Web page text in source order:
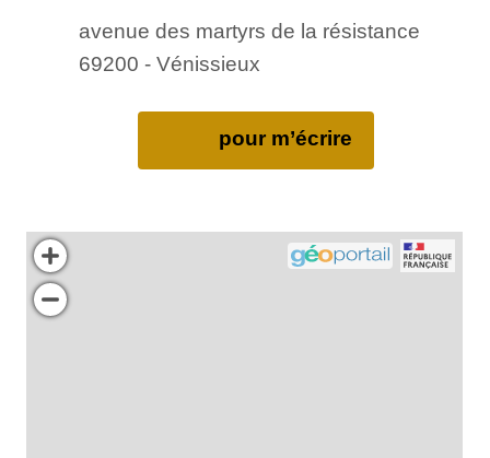
avenue des martyrs de la résistance
69200 - Vénissieux
pour m’écrire